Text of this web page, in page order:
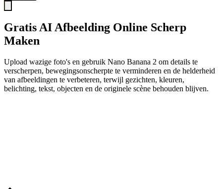
Gratis AI Afbeelding Online Scherp
Maken
Upload wazige foto's en gebruik Nano Banana 2 om details te
verscherpen, bewegingsonscherpte te verminderen en de helderheid
van afbeeldingen te verbeteren, terwijl gezichten, kleuren,
belichting, tekst, objecten en de originele scène behouden blijven.